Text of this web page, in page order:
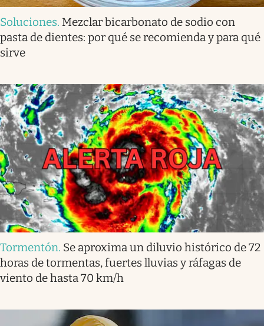
Soluciones. Mezclar bicarbonato de sodio con
pasta de dientes: por qué se recomienda y para qué
sirve
Tormentón. Se aproxima un diluvio histórico de 72
horas de tormentas, fuertes lluvias y ráfagas de
viento de hasta 70 km/h